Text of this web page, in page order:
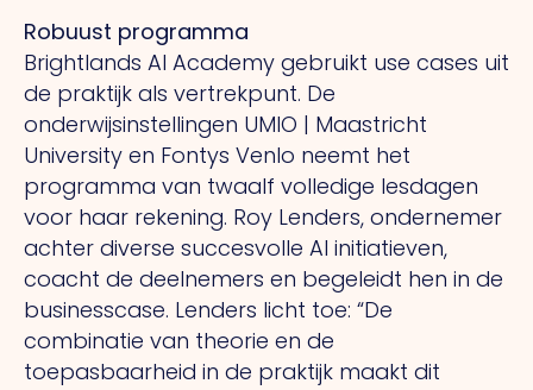
Robuust programma
Brightlands AI Academy gebruikt use cases uit
de praktijk als vertrekpunt. De
onderwijsinstellingen UMIO | Maastricht
University en Fontys Venlo neemt het
programma van twaalf volledige lesdagen
voor haar rekening. Roy Lenders, ondernemer
achter diverse succesvolle AI initiatieven,
coacht de deelnemers en begeleidt hen in de
businesscase. Lenders licht toe: “De
combinatie van theorie en de
toepasbaarheid in de praktijk maakt dit